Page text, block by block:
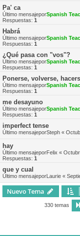
Pa' ca
Último mensajeporSpanish
Respuestas: 1
Habrá
Último mensajeporSpanish
Respuestas: 1
¿Qué pasa con "vos"?
Último mensajeporSpanish
Respuestas: 1
Ponerse, volverse,
Último mensajeporSpanish
Respuestas: 1
me desayuno
Último mensajeporSpanish
Respuestas: 1
imperfect tense
Último mensajeporSteph «
hay
Último mensajeporFelix «
Respuestas: 1
que y cual
Último mensajeporLaurie «
Nuevo Tema
330 temas